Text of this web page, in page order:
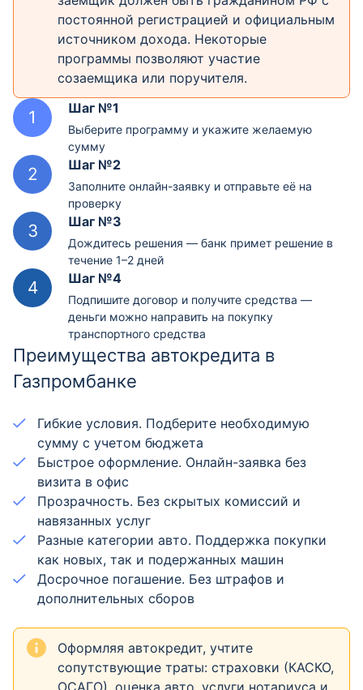
постоянной регистрацией и официальным
источником дохода. Некоторые
программы позволяют участие
созаемщика или поручителя.
Шаг №1
Выберите программу и укажите желаемую
сумму
Шаг №2
Заполните онлайн-заявку и отправьте её на
проверку
Шаг №3
Дождитесь решения — банк примет решение в
течение 1–2 дней
Шаг №4
Подпишите договор и получите средства —
деньги можно направить на покупку
транспортного средства
Преимущества автокредита в
Газпромбанке
Гибкие условия. Подберите необходимую
сумму с учетом бюджета
Быстрое оформление. Онлайн-заявка без
визита в офис
Прозрачность. Без скрытых комиссий и
навязанных услуг
Разные категории авто. Поддержка покупки
как новых, так и подержанных машин
Досрочное погашение. Без штрафов и
дополнительных сборов
Оформляя автокредит, учтите
сопутствующие траты: страховки (КАСКО,
ОСАГО), оценка авто, услуги нотариуса и